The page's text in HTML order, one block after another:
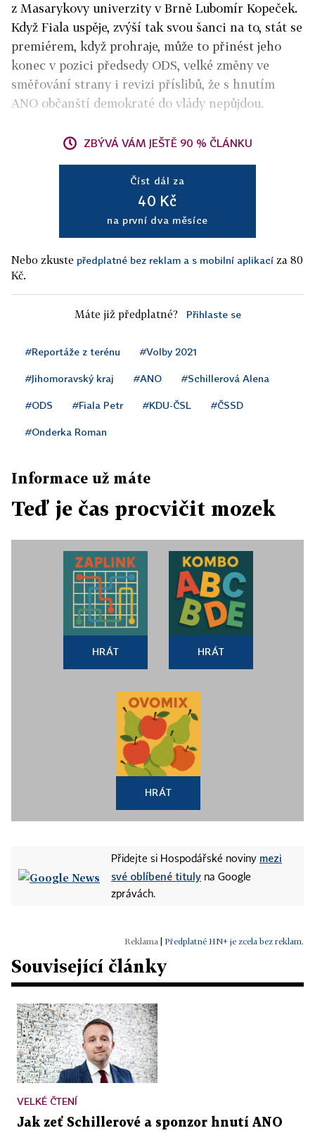
z Masarykovy univerzity v Brně Lubomír Kopeček.
Když Fiala uspěje, zvýší tak svou šanci na to, stát se
premiérem, když prohraje, může to přinést jeho
konec v pozici předsedy ODS, velké změny ve
směřování strany i revizi příslibů, že s hnutím
ANO občanští demokraté do vlády nepůjdou.
ZBÝVÁ VÁM JEŠTĚ 90 % ČLÁNKU
Číst dál za
40 Kč
na první dva měsíce
Nebo zkuste předplatné bez reklam a s mobilní aplikací za 80
Kč.
Máte již předplatné? Přihlaste se
#Reportáže z terénu #Volby 2021
#Jihomoravský kraj #ANO #Schillerová Alena
#ODS #Fiala Petr #KDU-ČSL #ČSSD
#Onderka Roman
Informace už máte
Teď je čas procvičit mozek
HRÁT HRÁT
HRÁT
Přidejte si Hospodářské noviny mezi
své oblíbené tituly na Google
zprávách.
Předplatné HN+ je zcela bez reklam.
Související články
VELKÉ ČTENÍ
Jak zeť Schillerové a sponzor hnutí ANO